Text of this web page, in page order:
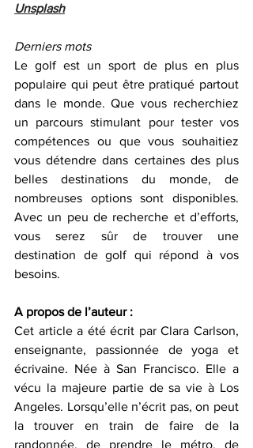
Unsplash
Derniers mots
Le golf est un sport de plus en plus
populaire qui peut être pratiqué partout
dans le monde. Que vous recherchiez
un parcours stimulant pour tester vos
compétences ou que vous souhaitiez
vous détendre dans certaines des plus
belles destinations du monde, de
nombreuses options sont disponibles.
Avec un peu de recherche et d’efforts,
vous serez sûr de trouver une
destination de golf qui répond à vos
besoins.
A propos de l’auteur :
Cet article a été écrit par Clara Carlson,
enseignante, passionnée de yoga et
écrivaine. Née à San Francisco. Elle a
vécu la majeure partie de sa vie à Los
Angeles. Lorsqu’elle n’écrit pas, on peut
la trouver en train de faire de la
randonnée, de prendre le métro, de